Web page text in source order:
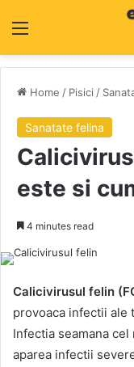
Home / Pisici /
Sanatate felina
este si
4 minutes read
Calicivirusul felin
provoaca infectii
Infectia seamana
aparea infectii